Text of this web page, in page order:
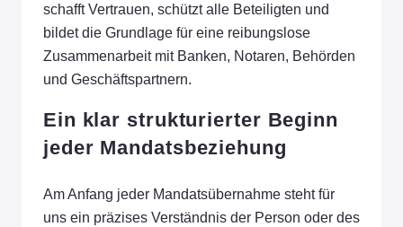
schafft Vertrauen, schützt alle Beteiligten und
bildet die Grundlage für eine reibungslose
Zusammenarbeit mit Banken, Notaren, Behörden
und Geschäftspartnern.
Ein klar strukturierter Beginn
jeder Mandatsbeziehung
Am Anfang jeder Mandatsübernahme steht für
uns ein präzises Verständnis der Person oder des